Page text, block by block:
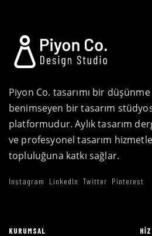
Piyon Co. tasarımı bir
benimseyen bir tasarım
platformudur. Aylık tasarım
ve profesyonel tasarım
topluluğuna katkı sağlar.
Instagram LinkedIn Twitter Pinterest
KURUMSAL